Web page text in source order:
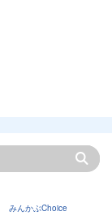
みんかぶChoice